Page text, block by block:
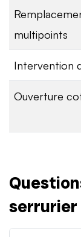
multipoints
Intervention
Ouverture
serrurier